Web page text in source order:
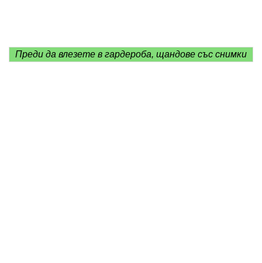
Преди да влезете в гардероба, щандове със снимки